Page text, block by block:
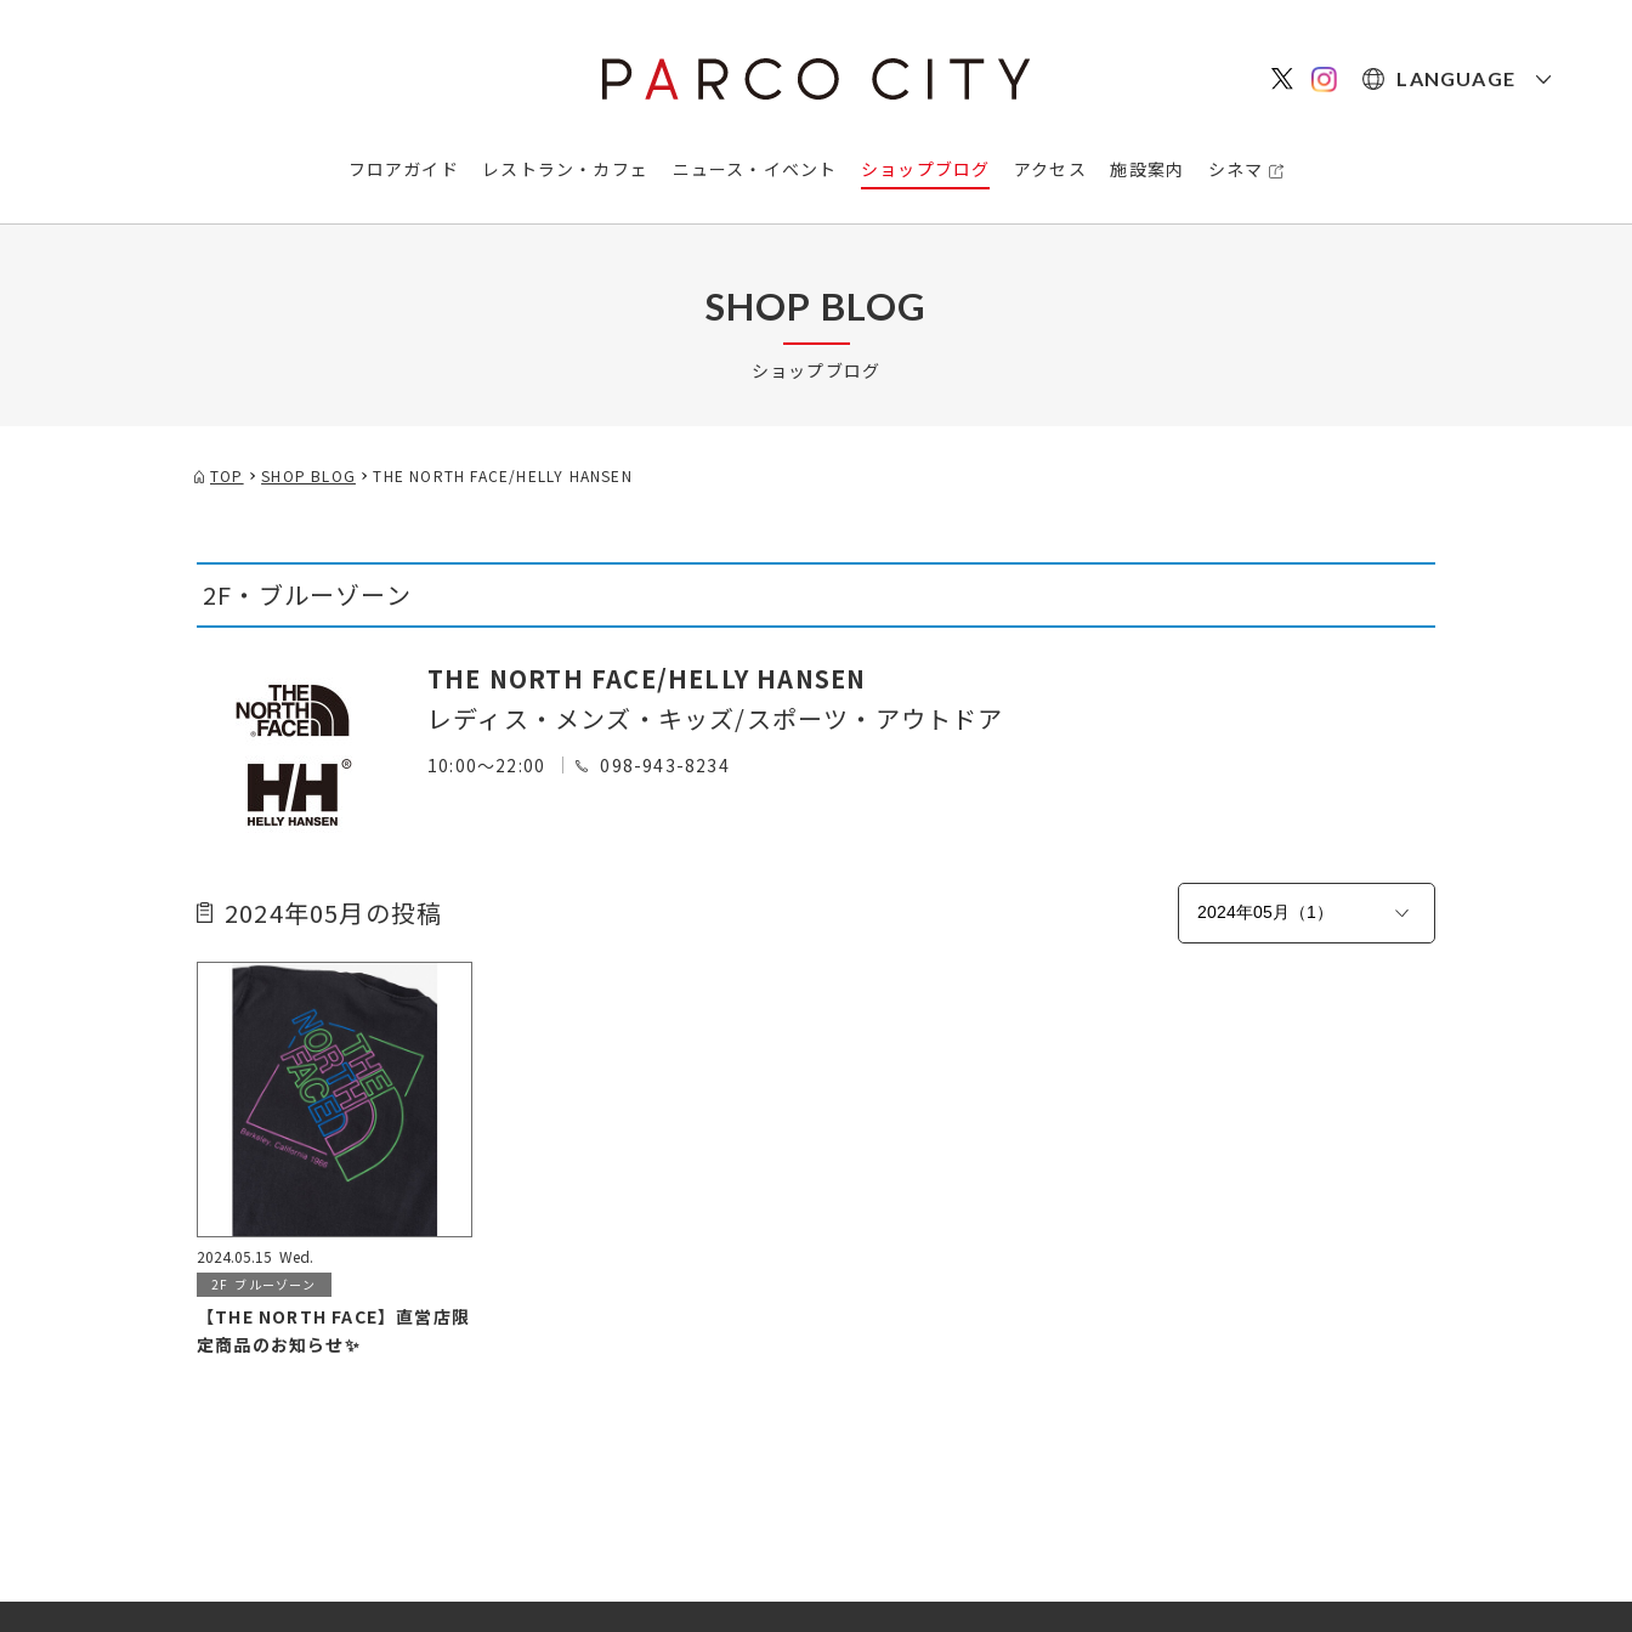
LANGUAGE
フロアガイド レストラン・カフェ ニュース・イベント ショップブログ アクセス 施設案内 シネマ
SHOP BLOG
ショップブログ
TOP SHOP BLOG THE NORTH FACE/HELLY HANSEN
2F・ブルーゾーン
THE NORTH FACE/HELLY HANSEN
レディス・メンズ・キッズ/スポーツ・アウトドア
10:00～22:00 098-943-8234
2024年05月の投稿
2024.05.15 Wed.
2F ブルーゾーン
【THE NORTH FACE】直営店限
定商品のお知らせ✨